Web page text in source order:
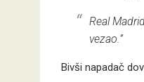
Real
vezao.”
Bivši napadač